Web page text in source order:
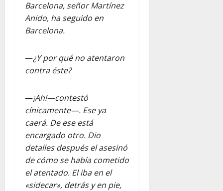
Barcelona, señor Martínez
Anido, ha seguido en
Barcelona.
—¿Y por qué no atentaron
contra éste?
—¡Ah!—contestó
cínicamente—. Ese ya
caerá. De ese está
encargado otro. Dio
detalles después el asesinó
de cómo se había cometido
el atentado. El iba en el
«sidecar», detrás y en pie,